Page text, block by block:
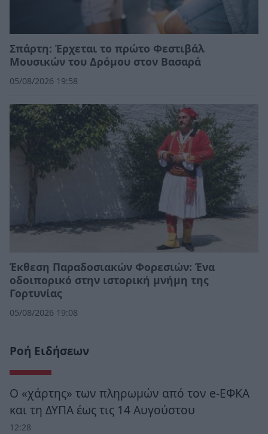
Σπάρτη: Έρχεται το πρώτο Φεστιβάλ
Μουσικών του Δρόμου στον Βασαρά
05/08/2026 19:58
Έκθεση Παραδοσιακών Φορεσιών: Ένα
οδοιπορικό στην ιστορική μνήμη της
Γορτυνίας
05/08/2026 19:08
Ροή Ειδήσεων
Ο «χάρτης» των πληρωμών από τον e-ΕΦΚΑ
και τη ΔΥΠΑ έως τις 14 Αυγούστου
12:28